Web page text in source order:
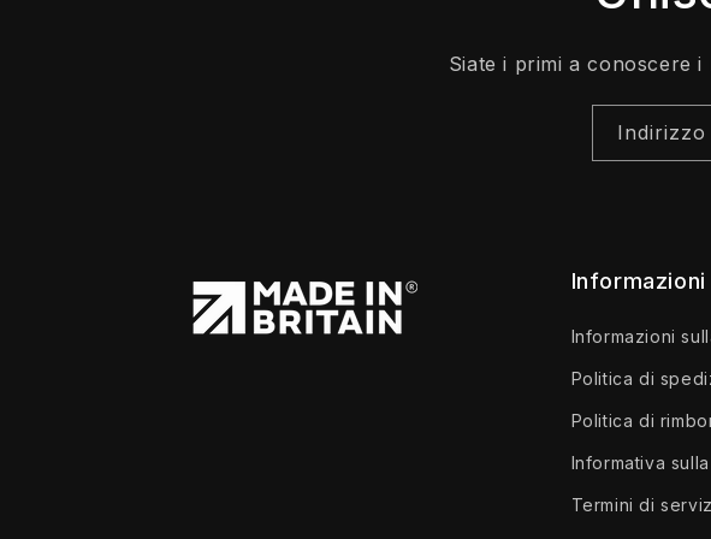
Siate i primi a conoscere
Indirizzo
Informazioni
Informazioni
Politica di
Politica di
Informativa
Termini di